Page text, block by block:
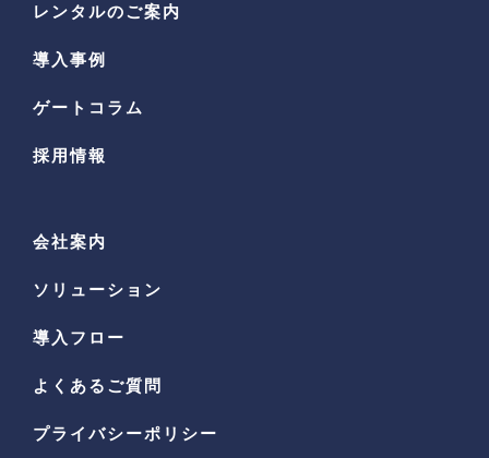
レンタルのご案内
導入事例
ゲートコラム
採用情報
会社案内
ソリューション
導入フロー
よくあるご質問
プライバシーポリシー